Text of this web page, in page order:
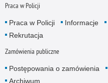
Praca w Policji
Praca w Policji Informacje
Rekrutacja
Zamówienia publiczne
Postępowania o zamówienia
Archiwum